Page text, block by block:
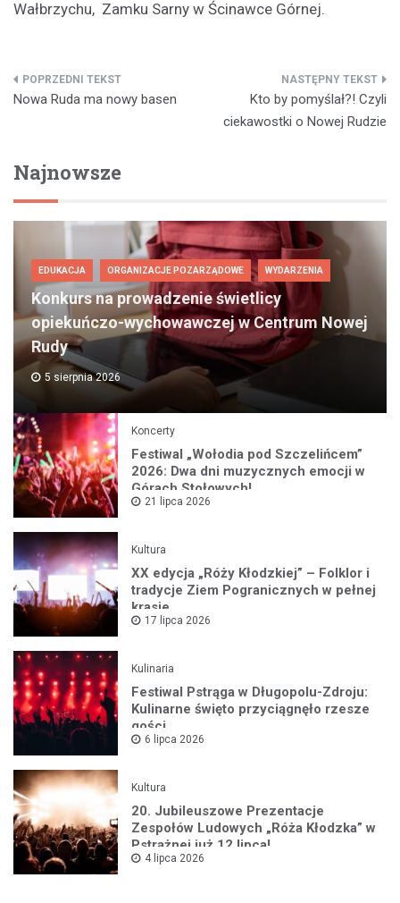
Wałbrzychu, Zamku Sarny w Ścinawce Górnej.
Nawigacja
Nowa Ruda ma nowy basen
Kto by pomyślał?! Czyli
ciekawostki o Nowej Rudzie
Najnowsze
EDUKACJA ORGANIZACJE POZARZĄDOWE WYDARZENIA
Konkurs na prowadzenie świetlicy
opiekuńczo-wychowawczej w Centrum Nowej
Rudy
5 sierpnia 2026
Koncerty
Festiwal „Wołodia pod Szczelińcem”
2026: Dwa dni muzycznych emocji w
Górach Stołowych!
21 lipca 2026
Kultura
XX edycja „Róży Kłodzkiej” – Folklor i
tradycje Ziem Pogranicznych w pełnej
krasie
17 lipca 2026
Kulinaria
Festiwal Pstrąga w Długopolu-Zdroju:
Kulinarne święto przyciągnęło rzesze
gości
6 lipca 2026
Kultura
20. Jubileuszowe Prezentacje
Zespołów Ludowych „Róża Kłodzka” w
Pstrążnej już 12 lipca!
4 lipca 2026